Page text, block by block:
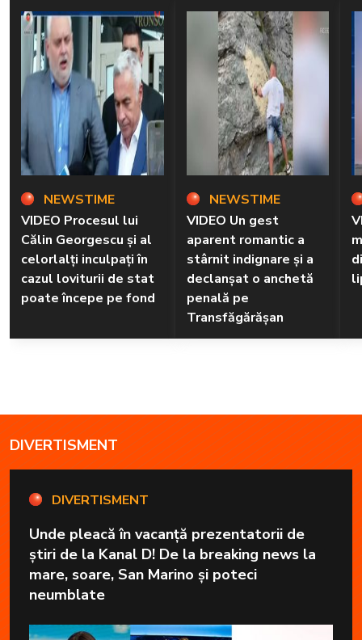
NEWSTIME
VIDEO Procesul lui
Călin Georgescu și al
celorlalți inculpați în
cazul loviturii de stat
poate începe pe fond
NEWSTIME
VIDEO Un gest
aparent romantic a
stârnit indignare și a
declanșat o anchetă
penală pe
Transfăgărășan
DIVERTISMENT
DIVERTISMENT
Unde pleacă în vacanță prezentatorii de
știri de la Kanal D! De la breaking news la
mare, soare, San Marino și poteci
neumblate